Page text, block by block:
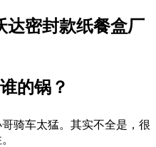
的锅？
骑车太猛。其实不全是，很